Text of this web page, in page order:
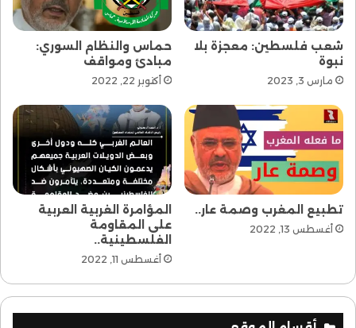
شعب فلسطين: معجزة بلا
نبوة
مارس 3, 2023
حماس والنظام السوري:
مبادئ ومواقف
أكتوبر 22, 2022
تطبيع المغرب وصمة عار..
أغسطس 13, 2022
المؤامرة الغربية العربية
على المقاومة
الفلسطينية..
أغسطس 11, 2022